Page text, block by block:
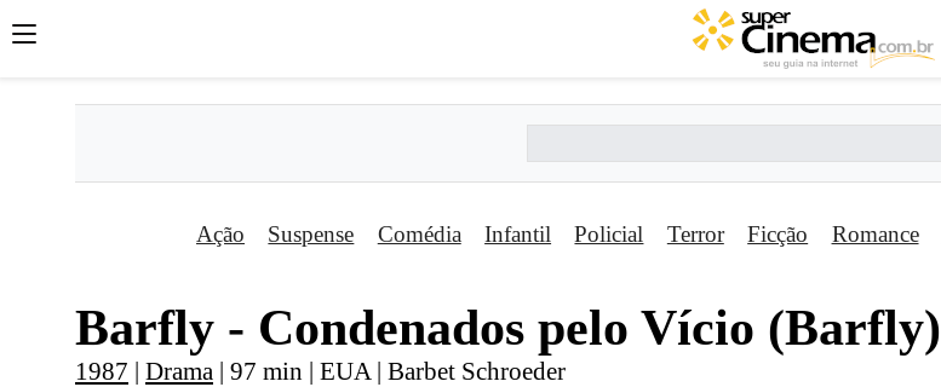
Ação Suspense Comédia Infantil Policial Terror Ficção Romance
Barfly - Condenados pelo Ví­cio (Barfly)
1987 | Drama | 97 min | EUA | Barbet Schroeder